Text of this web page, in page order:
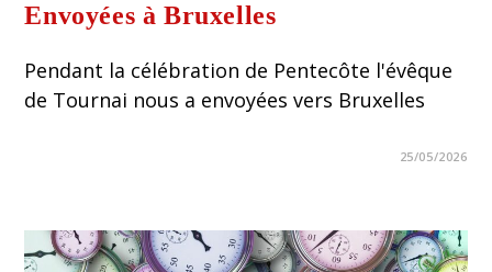
Envoyées à Bruxelles
Pendant la célébration de Pentecôte l'évêque
de Tournai nous a envoyées vers Bruxelles
25/05/2026